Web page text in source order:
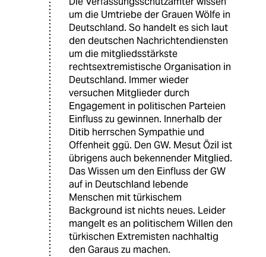
um die Umtriebe der Grauen Wölfe in
Deutschland. So handelt es sich laut
den deutschen Nachrichtendiensten
um die mitgliedsstärkste
rechtsextremistische Organisation in
Deutschland. Immer wieder
versuchen Mitglieder durch
Engagement in politischen Parteien
Einfluss zu gewinnen. Innerhalb der
Ditib herrschen Sympathie und
Offenheit ggü. Den GW. Mesut Özil ist
übrigens auch bekennender Mitglied.
Das Wissen um den Einfluss der GW
auf in Deutschland lebende
Menschen mit türkischem
Background ist nichts neues. Leider
mangelt es an politischem Willen den
türkischen Extremisten nachhaltig
den Garaus zu machen.